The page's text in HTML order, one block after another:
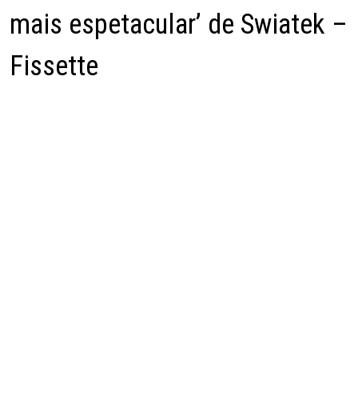
mais espetacular’ de Swiatek –
Fissette